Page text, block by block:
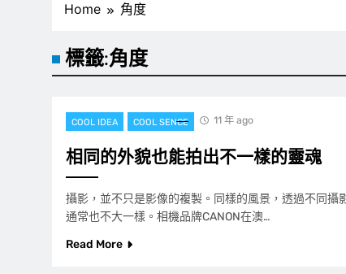
Home 角度
標籤:角度
COOL IDEA COOL SENCE 11 年 ago
相同的外貌也能拍出不一樣的靈魂
攝影，並不只是影像的複製。同樣的風景，透過不同攝
通常也不大一樣。相機品牌CANON在澳…
Read More